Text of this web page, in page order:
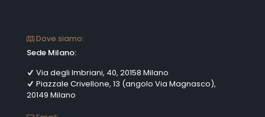
Dove siamo:
Sede Milano:
Via degli Imbriani, 40, 20158 Milano
Piazzale Crivellone, 13 (angolo Via Magnasco),
20149 Milano